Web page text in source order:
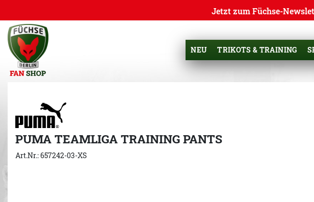
Jetzt zum Füchse-
NEU TRIKOTS & TRAINING
PUMA TEAMLIGA TRAINING PANTS
Art.Nr.: 657242-03-XS